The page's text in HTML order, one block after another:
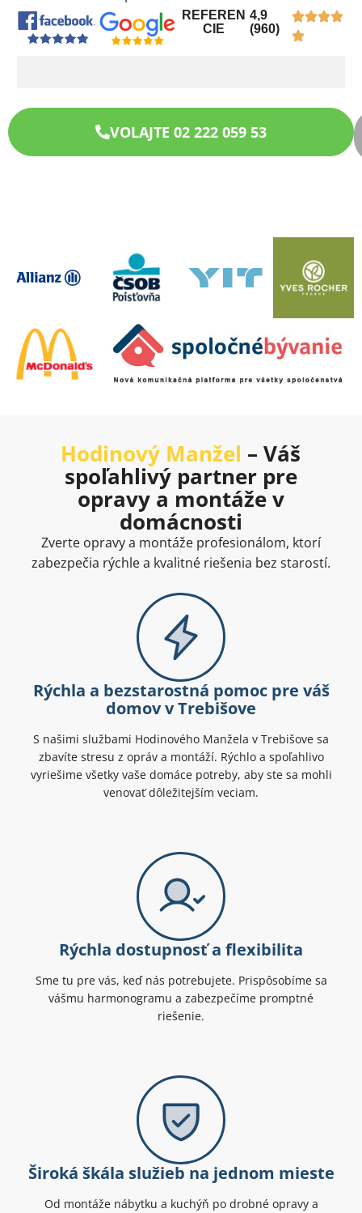
REFEREN
CIE
4,9
(960)
VOLAJTE 02 222 059 53
Hodinový Manžel – Váš
spoľahlivý partner pre
opravy a montáže v
domácnosti
Zverte opravy a montáže profesionálom, ktorí
zabezpečia rýchle a kvalitné riešenia bez starostí.
Rýchla a bezstarostná pomoc pre váš
domov v Trebišove
S našimi službami Hodinového Manžela v Trebišove sa
zbavíte stresu z opráv a montáží. Rýchlo a spoľahlivo
vyriešime všetky vaše domáce potreby, aby ste sa mohli
venovať dôležitejším veciam.
Rýchla dostupnosť a flexibilita
Sme tu pre vás, keď nás potrebujete. Prispôsobíme sa
vášmu harmonogramu a zabezpečíme promptné
riešenie.
Široká škála služieb na jednom mieste
Od montáže nábytku a kuchýň po drobné opravy a